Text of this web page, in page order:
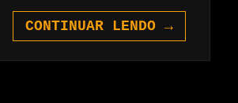
CONTINUAR LENDO →